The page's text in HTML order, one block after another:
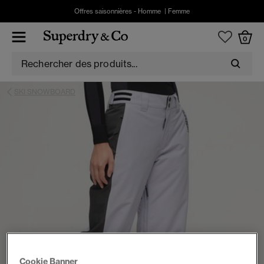
Offres saisonnières - Homme Femme
0
Cookie Banner